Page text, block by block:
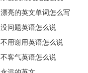
漂亮的英文单词怎么写
没问题英语怎么说
不用谢用英语怎么说
不客气英语怎么说